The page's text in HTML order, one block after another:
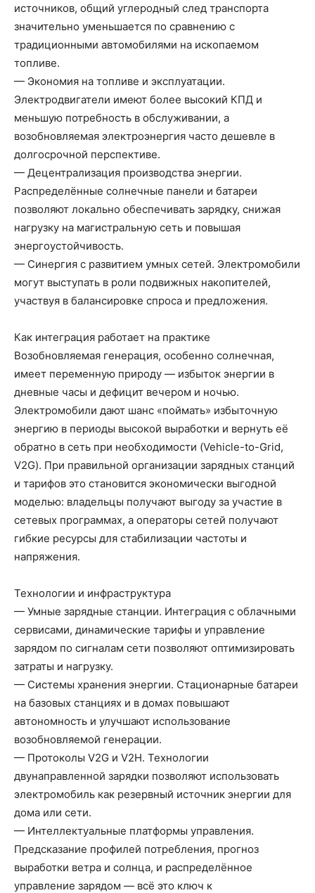
источников, общий углеродный след транспорта
значительно уменьшается по сравнению с
традиционными автомобилями на ископаемом
топливе.
— Экономия на топливе и эксплуатации.
Электродвигатели имеют более высокий КПД и
меньшую потребность в обслуживании, а
возобновляемая электроэнергия часто дешевле в
долгосрочной перспективе.
— Децентрализация производства энергии.
Распределённые солнечные панели и батареи
позволяют локально обеспечивать зарядку, снижая
нагрузку на магистральную сеть и повышая
энергоустойчивость.
— Синергия с развитием умных сетей. Электромобили
могут выступать в роли подвижных накопителей,
участвуя в балансировке спроса и предложения.
Как интеграция работает на практике
Возобновляемая генерация, особенно солнечная,
имеет переменную природу — избыток энергии в
дневные часы и дефицит вечером и ночью.
Электромобили дают шанс «поймать» избыточную
энергию в периоды высокой выработки и вернуть её
обратно в сеть при необходимости (Vehicle-to-Grid,
V2G). При правильной организации зарядных станций
и тарифов это становится экономически выгодной
моделью: владельцы получают выгоду за участие в
сетевых программах, а операторы сетей получают
гибкие ресурсы для стабилизации частоты и
напряжения.
Технологии и инфраструктура
— Умные зарядные станции. Интеграция с облачными
сервисами, динамические тарифы и управление
зарядом по сигналам сети позволяют оптимизировать
затраты и нагрузку.
— Системы хранения энергии. Стационарные батареи
на базовых станциях и в домах повышают
автономность и улучшают использование
возобновляемой генерации.
— Протоколы V2G и V2H. Технологии
двунаправленной зарядки позволяют использовать
электромобиль как резервный источник энергии для
дома или сети.
— Интеллектуальные платформы управления.
Предсказание профилей потребления, прогноз
выработки ветра и солнца, и распределённое
управление зарядом — всё это ключ к